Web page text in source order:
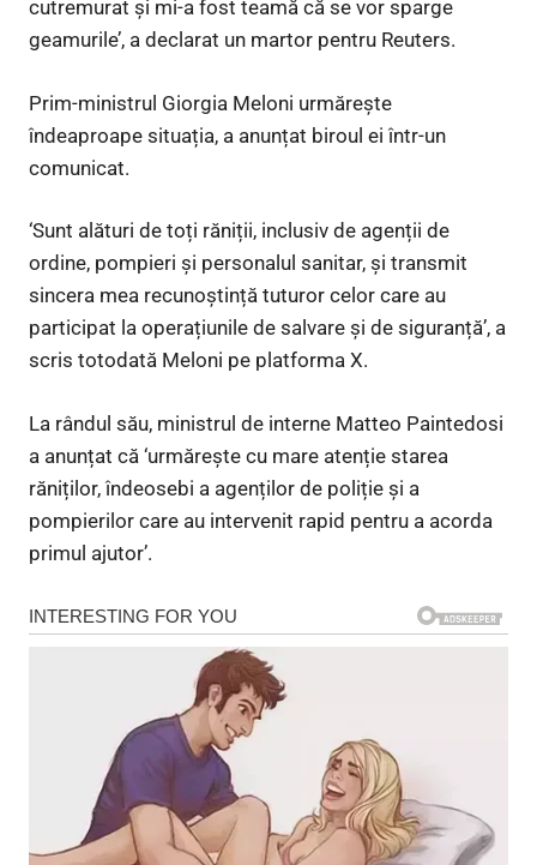
cutremurat și mi-a fost teamă că se vor sparge
geamurile’, a declarat un martor pentru Reuters.
Prim-ministrul Giorgia Meloni urmărește
îndeaproape situația, a anunțat biroul ei într-un
comunicat.
‘Sunt alături de toți răniții, inclusiv de agenții de
ordine, pompieri și personalul sanitar, și transmit
sincera mea recunoștință tuturor celor care au
participat la operațiunile de salvare și de siguranță’, a
scris totodată Meloni pe platforma X.
La rândul său, ministrul de interne Matteo Paintedosi
a anunțat că ‘urmărește cu mare atenție starea
răniților, îndeosebi a agenților de poliție și a
pompierilor care au intervenit rapid pentru a acorda
primul ajutor’.